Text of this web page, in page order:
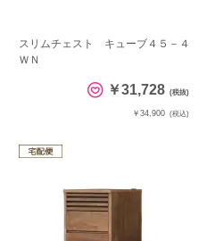
スリムチェスト キューブ４５－４
ＷＮ
￥31,728 (税抜)
￥34,900 (税込)